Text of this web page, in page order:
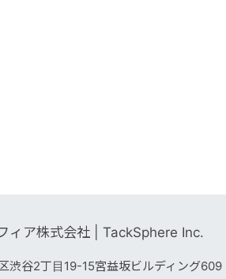
ィア株式会社 | TackSphere Inc.
渋谷2丁目19-15宮益坂ビルディング609